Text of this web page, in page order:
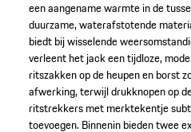
een aangename warmte in de
duurzame, waterafstotende
biedt bij wisselende
verleent het jack een tijdloze,
ritszakken op de heupen en borst
afwerking, terwijl drukknopen op
ritstrekkers met merktekentje
toevoegen. Binnenin bieden twee